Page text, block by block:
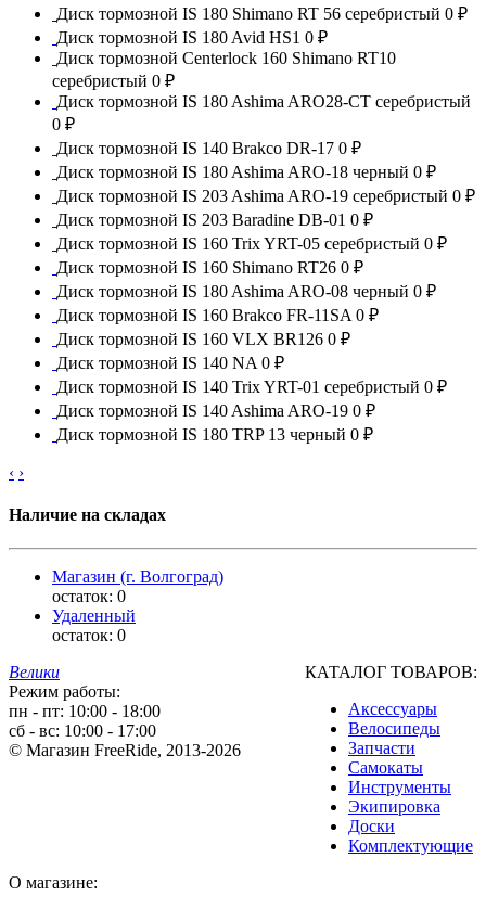
Диск тормозной IS 180 Shimano RT 56 серебристый 0 ₽
Диск тормозной IS 180 Avid HS1 0 ₽
Диск тормозной Centerlock 160 Shimano RT10
серебристый 0 ₽
Диск тормозной IS 180 Ashima ARO28-CT серебристый
0 ₽
Диск тормозной IS 140 Brakco DR-17 0 ₽
Диск тормозной IS 180 Ashima ARO-18 черный 0 ₽
Диск тормозной IS 203 Ashima ARO-19 серебристый 0 ₽
Диск тормозной IS 203 Baradine DB-01 0 ₽
Диск тормозной IS 160 Trix YRT-05 серебристый 0 ₽
Диск тормозной IS 160 Shimano RT26 0 ₽
Диск тормозной IS 180 Ashima ARO-08 черный 0 ₽
Диск тормозной IS 160 Brakco FR-11SA 0 ₽
Диск тормозной IS 160 VLX BR126 0 ₽
Диск тормозной IS 140 NA 0 ₽
Диск тормозной IS 140 Trix YRT-01 серебристый 0 ₽
Диск тормозной IS 140 Ashima ARO-19 0 ₽
Диск тормозной IS 180 TRP 13 черный 0 ₽
‹ ›
Наличие на складах
Магазин (г. Волгоград)
остаток: 0
Удаленный
остаток: 0
Велики
Режим работы:
пн - пт: 10:00 - 18:00
сб - вс: 10:00 - 17:00
© Магазин FreeRide, 2013-2026
КАТАЛОГ ТОВАРОВ:
Аксессуары
Велосипеды
Запчасти
Самокаты
Инструменты
Экипировка
Доски
Комплектующие
О магазине: